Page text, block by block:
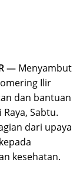
— Menyambut
Ilir
dan bantuan
Sabtu.
dari upaya
kesehatan.